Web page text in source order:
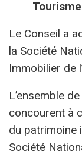
Le Conseil a
la Société
Immobilier de
L’ensemble
concourent à
du patrimoine
Société